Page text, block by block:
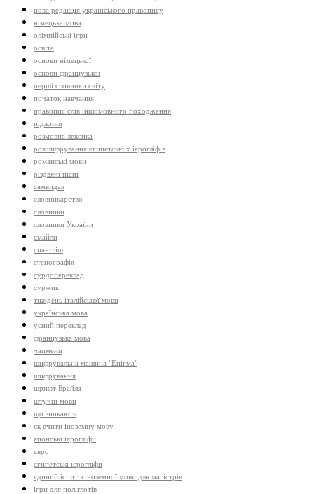
нова редакція українського правопису
німецька мова
олімпійські ігри
освіта
основи німецької
основи французької
перші словники світу
початок навчання
правопис слів іншомовного походження
піджини
розмовна лексика
розшифрування єгипетських ієрогліфів
романські мови
різдвяні пісні
самвидав
словникарство
словники
словники України
смайли
спангліш
стенографія
сурдопереклад
суржик
тиждень італійської мови
українська мова
усний переклад
французька мова
чапмени
шифрувальна машина "Енігма"
шифрування
шрифт Брайля
штучні мови
що зникають
як вчити іноземну мову
японські ієрогліфи
євро
єгипетські ієрогліфи
єдиний іспит з іноземної мови для магістрів
ігри для поліглотів